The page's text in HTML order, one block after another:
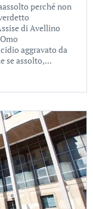
perché non
di Avellino
aggravato da
se assolto,...